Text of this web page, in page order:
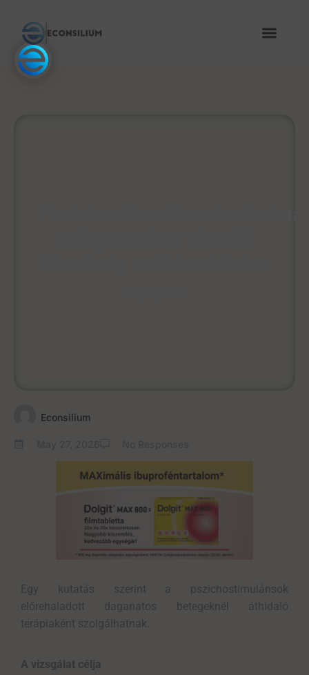
Econsilium
Egy kutatás szerint a pszichostimulánsok
előrehaladott daganatos betegeknél
áthidaló
terápiaként szolgálhatnak.
A vizsgálat célja